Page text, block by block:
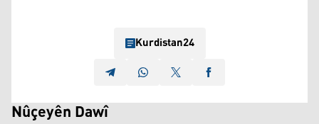
Kurdistan24
Nûçeyên Dawî